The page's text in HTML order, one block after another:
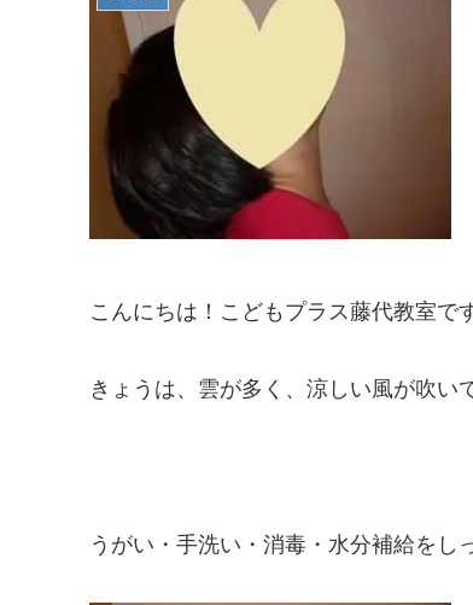
こんにちは！こどもプラス藤代教室で
きょうは、雲が多く、涼しい風が吹い
うがい・手洗い・消毒・水分補給をし